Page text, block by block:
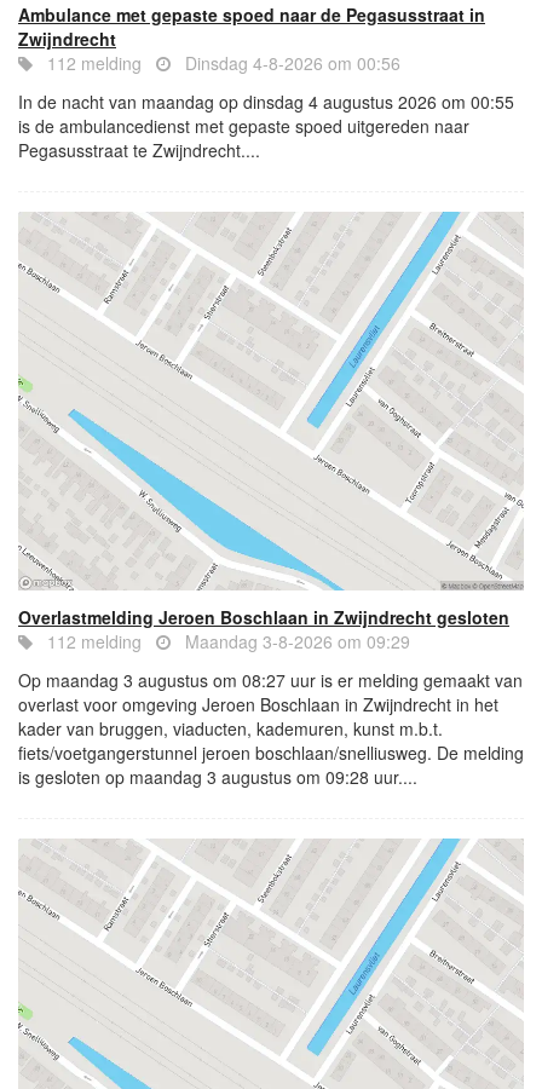
Ambulance met gepaste spoed naar de Pegasusstraat in
Zwijndrecht
112 melding
Dinsdag 4-8-2026 om 00:56
In de nacht van maandag op dinsdag 4 augustus 2026 om 00:55
is de ambulancedienst met gepaste spoed uitgereden naar
Pegasusstraat te Zwijndrecht....
Overlastmelding Jeroen Boschlaan in Zwijndrecht gesloten
112 melding
Maandag 3-8-2026 om 09:29
Op maandag 3 augustus om 08:27 uur is er melding gemaakt van
overlast voor omgeving Jeroen Boschlaan in Zwijndrecht in het
kader van bruggen, viaducten, kademuren, kunst m.b.t.
fiets/voetgangerstunnel jeroen boschlaan/snelliusweg. De melding
is gesloten op maandag 3 augustus om 09:28 uur....